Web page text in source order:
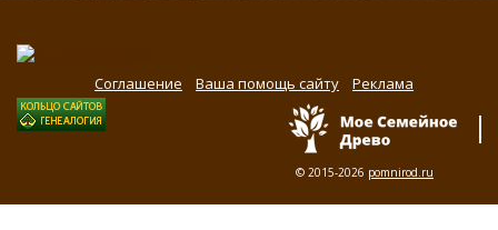
Соглашение Ваша помощь сайту Реклама
© 2015-2026 pomnirod.ru